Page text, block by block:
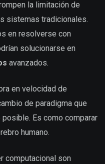
la limitación de
sistemas tradicionales.
en resolverse con
solucionarse en
avanzados.
en velocidad de
de paradigma que
Es como comparar
humano.
computacional son